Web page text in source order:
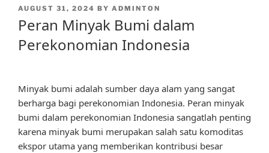
POSTED
AUGUST 31, 2024 BY ADMINTON
Peran Minyak Bumi dalam
Perekonomian Indonesia
Minyak bumi adalah sumber daya alam yang sangat
berharga bagi perekonomian Indonesia. Peran minyak
bumi dalam perekonomian Indonesia sangatlah penting
karena minyak bumi merupakan salah satu komoditas
ekspor utama yang memberikan kontribusi besar